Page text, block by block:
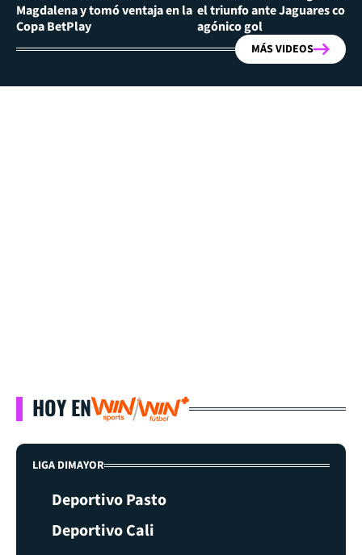
Magdalena y tomó ventaja en la
Copa BetPlay
el triunfo ante Jaguares con
agónico gol
MÁS VIDEOS
HOY EN
LIGA DIMAYOR
Deportivo Pasto
Deportivo Cali